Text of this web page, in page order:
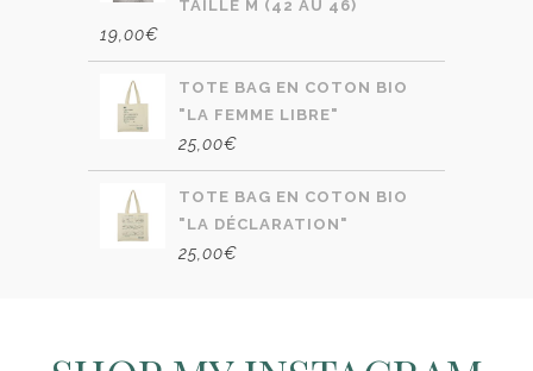
TAILLE M (42 AU 46)
19,00€
TOTE BAG EN COTON BIO
"LA FEMME LIBRE"
25,00€
TOTE BAG EN COTON BIO
"LA DÉCLARATION"
25,00€